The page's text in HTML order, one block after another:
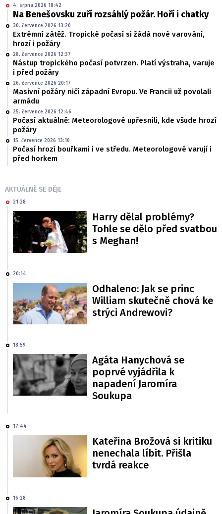
4. srpna 2026 18:42
Na Benešovsku zuří rozsáhlý požár. Hoří i chatky
30. července 2026 13:20
Extrémní zátěž. Tropické počasí si žádá nové varování,
hrozí i požáry
28. července 2026 12:37
Nástup tropického počasí potvrzen. Platí výstraha, varuje
i před požáry
26. července 2026 20:17
Masivní požáry ničí západní Evropu. Ve Francii už povolali
armádu
25. července 2026 12:46
Počasí aktuálně: Meteorologové upřesnili, kde všude hrozí
požáry
15. července 2026 13:10
Počasí hrozí bouřkami i ve středu. Meteorologové varují i
před horkem
AKTUÁLNĚ SE DĚJE
21:28
Harry dělal problémy?
Tohle se dělo před svatbou
s Meghan!
20:14
Odhaleno: Jak se princ
William skutečně chová ke
strýci Andrewovi?
18:59
Agáta Hanychová se
poprvé vyjádřila k
napadení Jaromíra
Soukupa
17:44
Kateřina Brožová si kritiku
nenechala líbit. Přišla
tvrdá reakce
16:28